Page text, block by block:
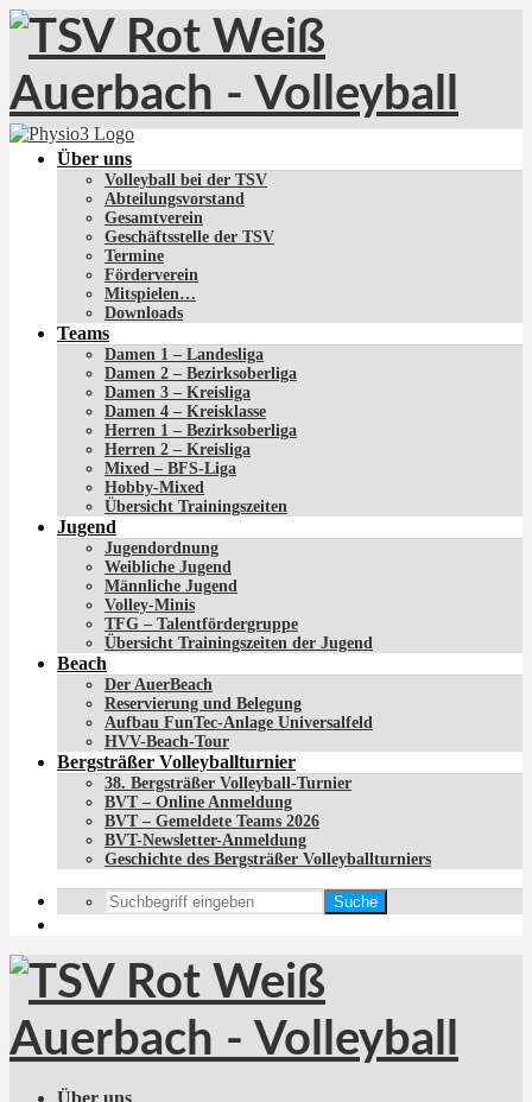
Über uns
Volleyball bei der TSV
Abteilungsvorstand
Gesamtverein
Geschäftsstelle der TSV
Termine
Förderverein
Mitspielen…
Downloads
Teams
Damen 1 – Landesliga
Damen 2 – Bezirksoberliga
Damen 3 – Kreisliga
Damen 4 – Kreisklasse
Herren 1 – Bezirksoberliga
Herren 2 – Kreisliga
Mixed – BFS-Liga
Hobby-Mixed
Übersicht Trainingszeiten
Jugend
Jugendordnung
Weibliche Jugend
Männliche Jugend
Volley-Minis
TFG – Talentfördergruppe
Übersicht Trainingszeiten der Jugend
Beach
Der AuerBeach
Reservierung und Belegung
Aufbau FunTec-Anlage Universalfeld
HVV-Beach-Tour
Bergsträßer Volleyballturnier
38. Bergsträßer Volleyball-Turnier
BVT – Online Anmeldung
BVT – Gemeldete Teams 2026
BVT-Newsletter-Anmeldung
Geschichte des Bergsträßer Volleyballturniers
Suche
Über uns